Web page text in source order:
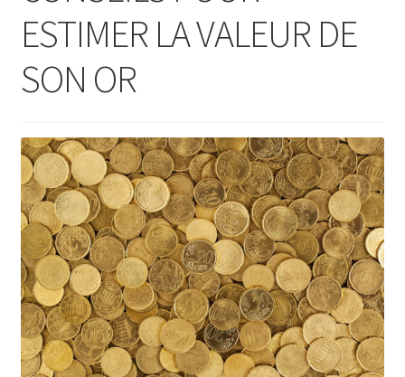
ESTIMER LA VALEUR DE
SON OR